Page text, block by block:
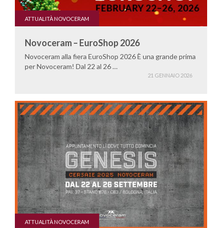
ATTUALITÀ NOVOCERAM
Novoceram – EuroShop 2026
Novoceram alla fiera EuroShop 2026 È una grande prima
per Novoceram! Dal 22 al 26 …
21 GENNAIO 2026
ATTUALITÀ NOVOCERAM